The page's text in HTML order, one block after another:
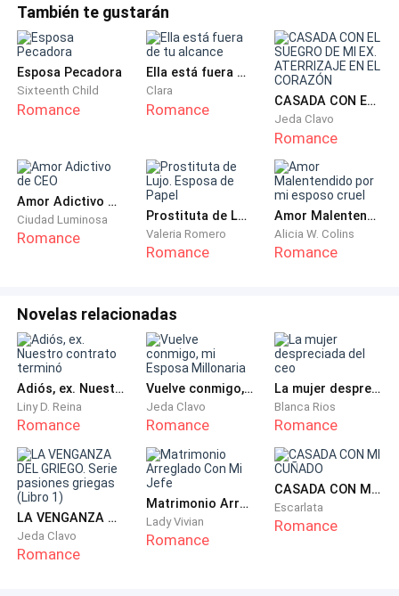
narcotraficante o un rufián!" La sugerencia vino de
Catherine Jones-Davis, la madre de Annie y la
madrastra de Samantha.
Con una mirada de disgusto en su rostro, Catherine
agregó: "De seguro no queremos que toda la ciudad
"¡Cállate, Catherine! ¡No te pedí tu opinión!" Winfield
respondió a su esposa. "¡Annie y tú, subid a vuestras
habitaciones ahora!"
preguntó por última vez: "Samantha, por favor dime ...
¿quién es el padre?"
Mientras aún estaba envuelta en los brazos de su
abuela, Samantha respondió con voz temblorosa:
"¡Papá, lo siento! ¡Yo - yo realmente no lo sé! ¡Lo dejé
dormido en la cama tan pronto como me di cuenta de
que no era Clayton!"
Con la cara llena de lágrimas, suplicó: "Papá, por favor.
¡Por favor, perdóname! ¡Lo siento!".
También te gustarán
Esposa Pecadora
Sixteenth Child
Romance
Ella está fuera de tu alcance
Clara
Romance CASADA CON EL SUEGRO DE MI EX. ATERRIZAJE EN EL CORAZÓN
Jeda Clavo
Romance
Amor Adictivo de CEO
Ciudad Luminosa
Romance
Prostituta de Lujo. Esposa de Papel
Valeria Romero
Romance
Amor Malentendido por mi esposo cruel
Alicia W. Colins
Romance
Novelas relacionadas
Adiós, ex. Nuestro contrato terminó
Liny D. Reina
Romance
Vuelve conmigo, mi Esposa Millonaria
Jeda Clavo
Romance
La mujer despreciada del ceo
Blanca Rios
Romance
LA VENGANZA DEL GRIEGO. Serie pasiones griegas (Libro 1)
Jeda Clavo
Romance
Matrimonio Arreglado Con Mi Jefe
Lady Vivian
Romance
CASADA CON MI CUÑADO
Escarlata
Romance